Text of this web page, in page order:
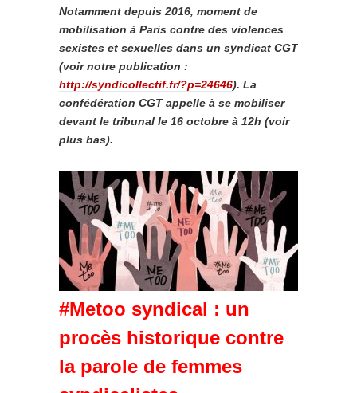
Notamment depuis 2016, moment de
mobilisation à Paris contre des violences
sexistes et sexuelles dans un syndicat CGT
(voir notre publication :
http://syndicollectif.fr/?p=24646). La
confédération CGT appelle à se mobiliser
devant le tribunal le 16 octobre à 12h (voir
plus bas).
#Metoo syndical : un
procès historique contre
la parole de femmes